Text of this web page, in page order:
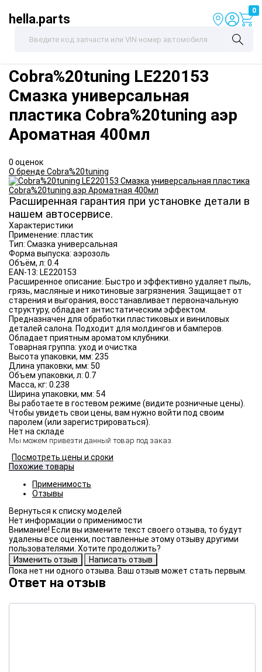
hella.parts
0
Cobra%20tuning LE220153
Смазка универсальная
пластика Cobra%20tuning аэр
Ароматная 400мл
0 оценок
О бренде Cobra%20tuning
Расширенная гарантия при установке детали в
нашем автосервисе.
Характеристики
Применение: пластик
Тип: Смазка универсальная
Форма выпуска: аэрозоль
Объём, л: 0.4
EAN-13: LE220153
Расширенное описание: Быстро и эффективно удаляет пыль,
грязь, масляные и никотиновые загрязнения. Защищает от
старения и выгорания, восстанавливает первоначальную
структуру, обладает антистатическим эффектом.
Предназначен для обработки пластиковых и виниловых
деталей салона. Подходит для молдингов и бамперов.
Обладает приятным ароматом клубники.
Товарная группа: уход и очистка
Высота упаковки, мм: 235
Длина упаковки, мм: 50
Объем упаковки, л: 0.7
Масса, кг: 0.238
Ширина упаковки, мм: 54
Вы работаете в гостевом режиме (видите розничные цены).
Чтобы увидеть свои цены, вам нужно войти под своим
паролем (или зарегистрироваться).
Нет на складе
Мы можем привезти данный товар под заказ.
Посмотреть цены и сроки
Похожие товары
Применимость
Отзывы
Нет информации о применимости
Внимание! Если вы измените текст своего отзыва, то будут
удалены все оценки, поставленные этому отзыву другими
пользователями. Хотите продолжить?
Пока нет ни одного отзыва. Ваш отзыв может стать первым.
Ответ на отзыв